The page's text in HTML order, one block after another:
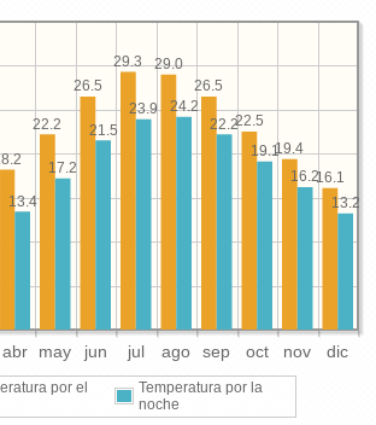
abr may jun jul ago sep oct nov dic
16.1
19.4
22.5
26.5
29.0
29.3
26.5
22.2
13.2
16.2
19.1
22.2
24.2
23.9
21.5
17.2
13.4
por el
Temperatura por la
noche